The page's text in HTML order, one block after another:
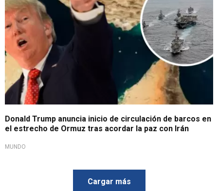
Donald Trump anuncia inicio de circulación de barcos en
el estrecho de Ormuz tras acordar la paz con Irán
MUNDO
Cargar más